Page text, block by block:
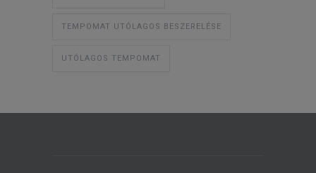
TEMPOMAT UTÓLAGOS BESZERELÉSE
UTÓLAGOS TEMPOMAT